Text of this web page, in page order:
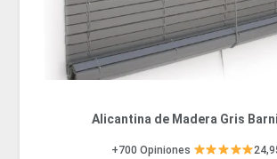
Alicantina de Madera Gris
+700 Opiniones